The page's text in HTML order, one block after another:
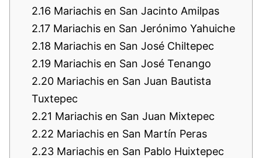
2.16 Mariachis en San Jacinto Amilpas
2.17 Mariachis en San Jerónimo Yahuiche
2.18 Mariachis en San José Chiltepec
2.19 Mariachis en San José Tenango
2.20 Mariachis en San Juan Bautista
Tuxtepec
2.21 Mariachis en San Juan Mixtepec
2.22 Mariachis en San Martín Peras
2.23 Mariachis en San Pablo Huixtepec